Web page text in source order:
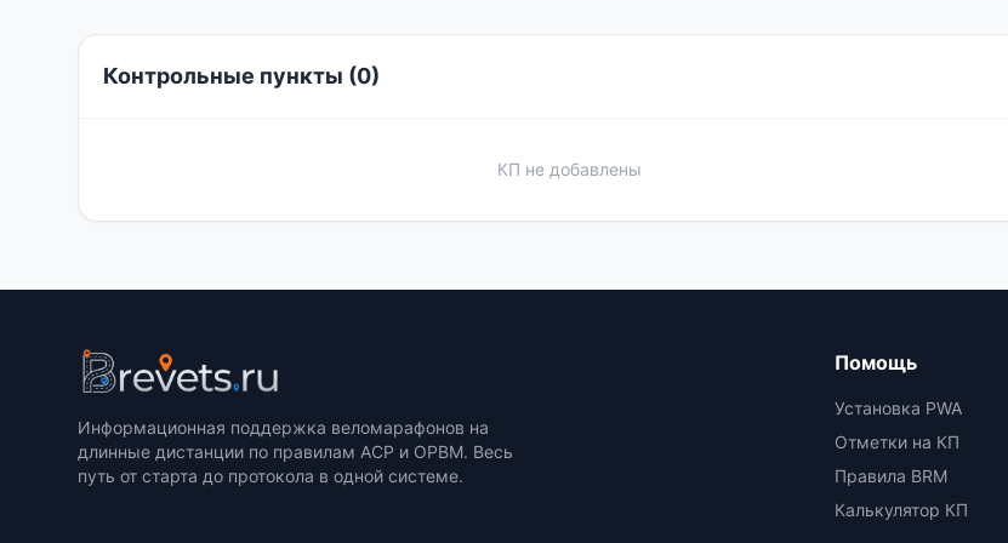
Контрольные пункты (0)
КП не добавлены
Информационная поддержка веломарафонов на
длинные дистанции по правилам ACP и ОРВМ. Весь
путь от старта до протокола в одной системе.
Помощь
Установка PWA
Отметки на КП
Правила BRM
Калькулятор КП